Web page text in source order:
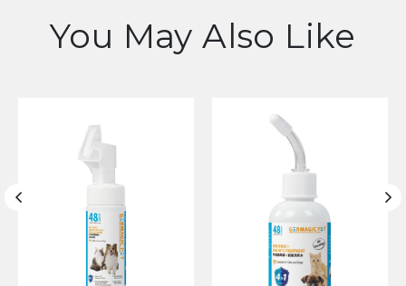
You May Also Like